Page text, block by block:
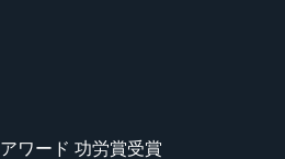
ワード 功労賞受賞